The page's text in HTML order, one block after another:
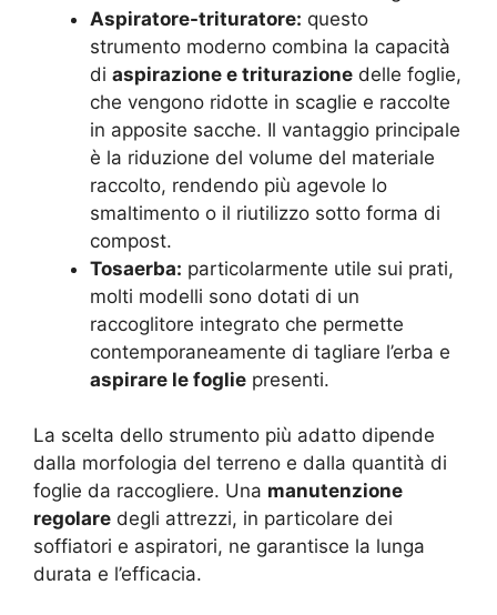
Aspiratore-trituratore: questo
strumento moderno combina la capacità
di aspirazione e triturazione delle foglie,
che vengono ridotte in scaglie e raccolte
in apposite sacche. Il vantaggio principale
è la riduzione del volume del materiale
raccolto, rendendo più agevole lo
smaltimento o il riutilizzo sotto forma di
compost.
Tosaerba: particolarmente utile sui prati,
molti modelli sono dotati di un
raccoglitore integrato che permette
contemporaneamente di tagliare l’erba e
aspirare le foglie presenti.
La scelta dello strumento più adatto dipende
dalla morfologia del terreno e dalla quantità di
foglie da raccogliere. Una manutenzione
regolare degli attrezzi, in particolare dei
soffiatori e aspiratori, ne garantisce la lunga
durata e l’efficacia.